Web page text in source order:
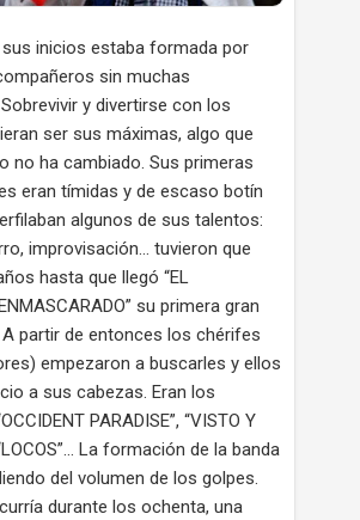
sus inicios estaba formada por
sin muchas
y divertirse con los
ser sus máximas, algo que
no ha cambiado. Sus primeras
eran tímidas y de escaso botín
algunos de sus talentos:
improvisación… tuvieron que
hasta que llegó “EL
su primera gran
partir de entonces los chérifes
empezaron a buscarles y ellos
a sus cabezas. Eran los
PARADISE”, “VISTO Y
La formación de la banda
del volumen de los golpes.
durante los ochenta, una